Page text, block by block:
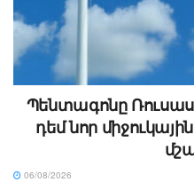
Պենտագոնը
դեմ նոր
06/08/2026